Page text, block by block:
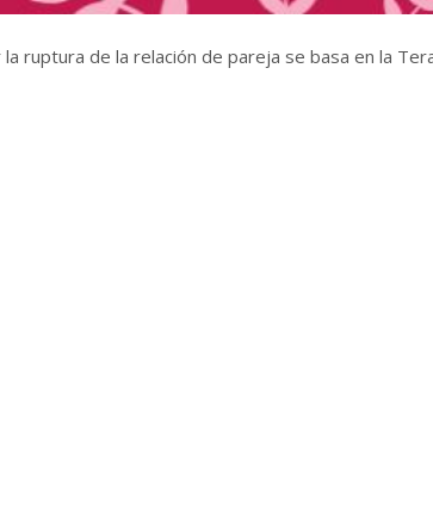
ruptura de la relación de pareja se basa en la